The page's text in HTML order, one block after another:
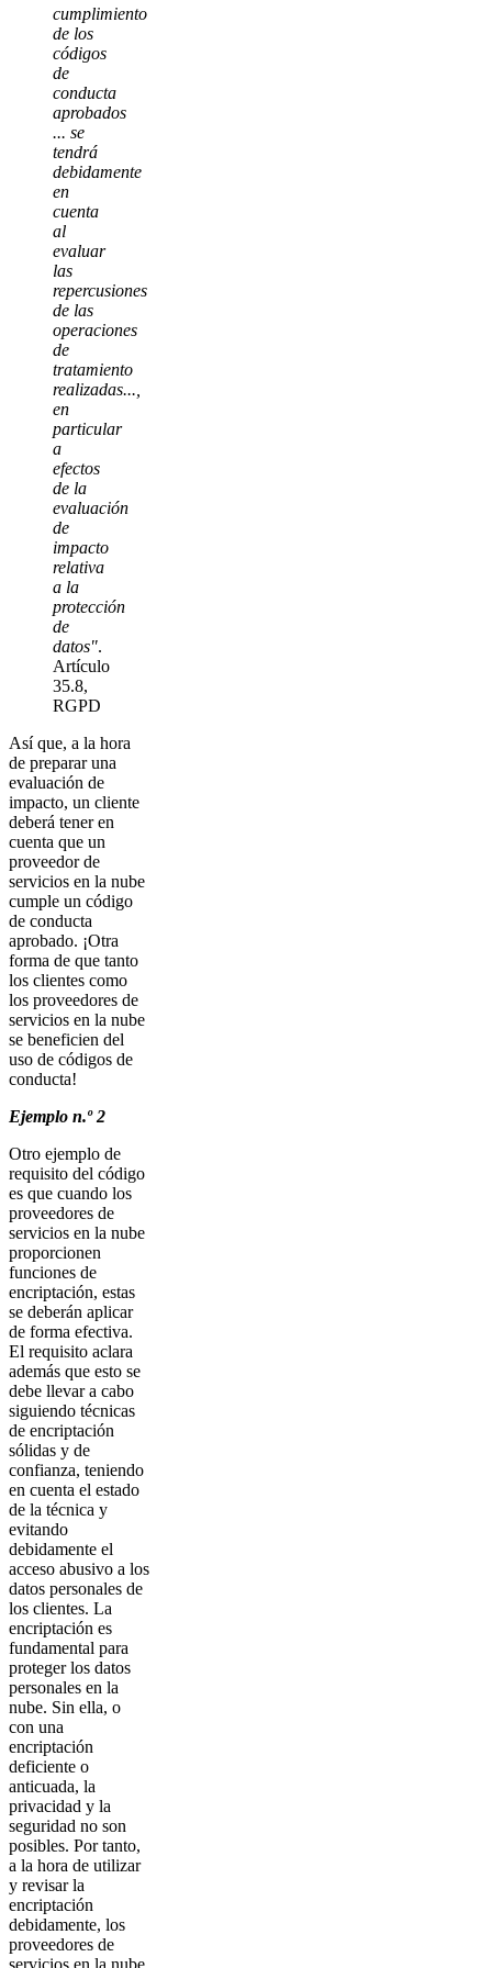
cumplimiento
de los
códigos
de
conducta
aprobados
... se
tendrá
debidamente
en
cuenta
al
evaluar
las
repercusiones
de las
operaciones
de
tratamiento
realizadas...,
en
particular
a
efectos
de la
evaluación
de
impacto
relativa
a la
protección
de
datos".
Artículo
35.8,
RGPD
Así que, a la hora
de preparar una
evaluación de
impacto, un cliente
deberá tener en
cuenta que un
proveedor de
servicios en la nube
cumple un código
de conducta
aprobado. ¡Otra
forma de que tanto
los clientes como
los proveedores de
servicios en la nube
se beneficien del
uso de códigos de
conducta!
Ejemplo n.º 2
Otro ejemplo de
requisito del código
es que cuando los
proveedores de
servicios en la nube
proporcionen
funciones de
encriptación, estas
se deberán aplicar
de forma efectiva.
El requisito aclara
además que esto se
debe llevar a cabo
siguiendo técnicas
de encriptación
sólidas y de
confianza, teniendo
en cuenta el estado
de la técnica y
evitando
debidamente el
acceso abusivo a los
datos personales de
los clientes. La
encriptación es
fundamental para
proteger los datos
personales en la
nube. Sin ella, o
con una
encriptación
deficiente o
anticuada, la
privacidad y la
seguridad no son
posibles. Por tanto,
a la hora de utilizar
y revisar la
encriptación
debidamente, los
proveedores de
servicios en la nube